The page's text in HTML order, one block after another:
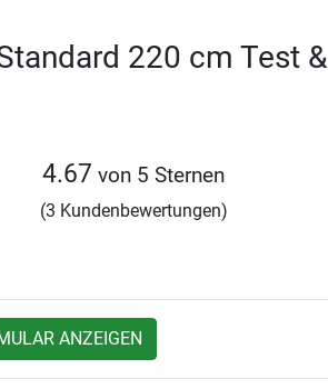
220 cm Test &
4.67 von 5 Sternen
(3 Kundenbewertungen)
ANZEIGEN